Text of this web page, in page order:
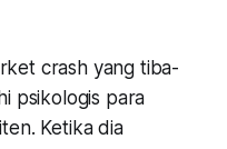
crash yang tiba-
psikologis para
Ketika dia